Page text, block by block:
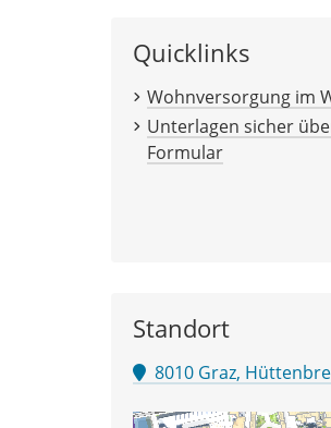
Quicklinks
Wohnversorgung im
Unterlagen sicher
Formular
Standort
8010 Graz,